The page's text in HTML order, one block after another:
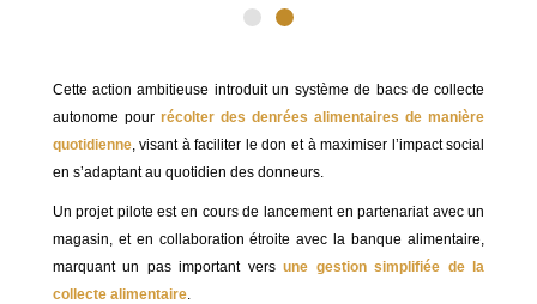
Cette action ambitieuse introduit un système de bacs de collecte
autonome pour récolter des denrées alimentaires de manière
quotidienne, visant à faciliter le don et à maximiser l’impact social
en s’adaptant au quotidien des donneurs.
Un projet pilote est en cours de lancement en partenariat avec un
magasin, et en collaboration étroite avec la banque alimentaire,
marquant un pas important versune gestion simplifiée de la
collecte alimentaire.